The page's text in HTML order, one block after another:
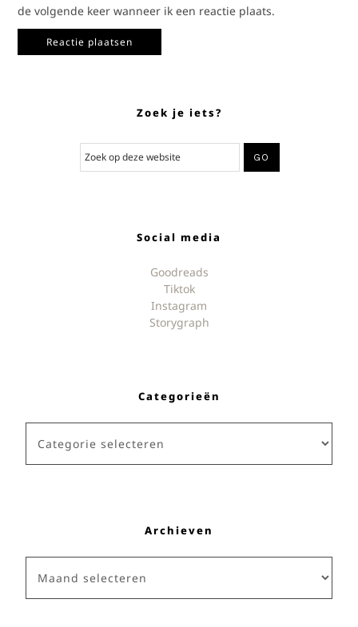
de volgende keer wanneer ik een reactie plaats.
Zoek je iets?
Social media
Goodreads
Tiktok
Instagram
Storygraph
Categorieën
Archieven